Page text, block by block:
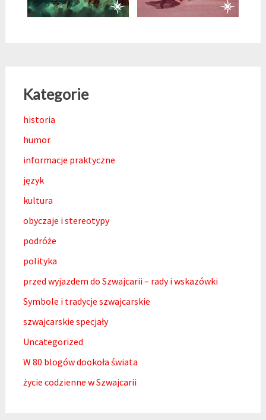
Kategorie
historia
humor
informacje praktyczne
język
kultura
obyczaje i stereotypy
podróże
polityka
przed wyjazdem do Szwajcarii – rady i wskazówki
Symbole i tradycje szwajcarskie
szwajcarskie specjały
Uncategorized
W 80 blogów dookoła świata
życie codzienne w Szwajcarii